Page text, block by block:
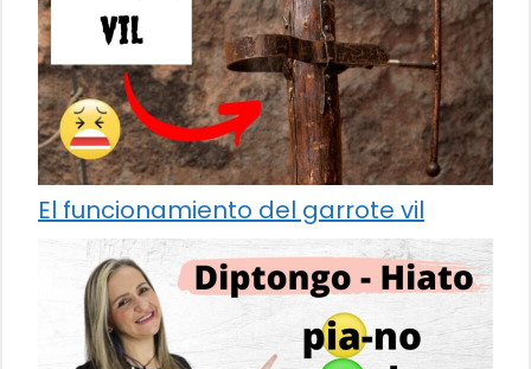
El funcionamiento del garrote vil